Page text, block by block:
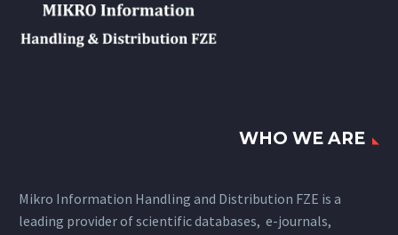
WHO WE ARE
Mikro Information Handling and Distribution FZE is a
leading provider of scientific databases, e-journals,